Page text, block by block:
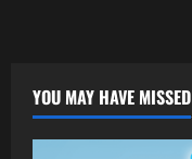
YOU MAY HAVE MISSED